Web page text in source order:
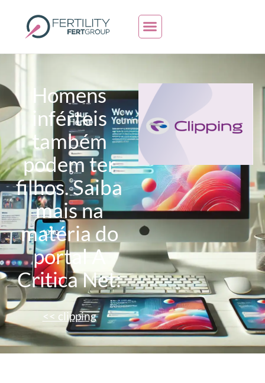
Homens
inférteis
também
podem ter
filhos. Saiba
mais na
matéria do
portal A
Critica Net:
<< clipping